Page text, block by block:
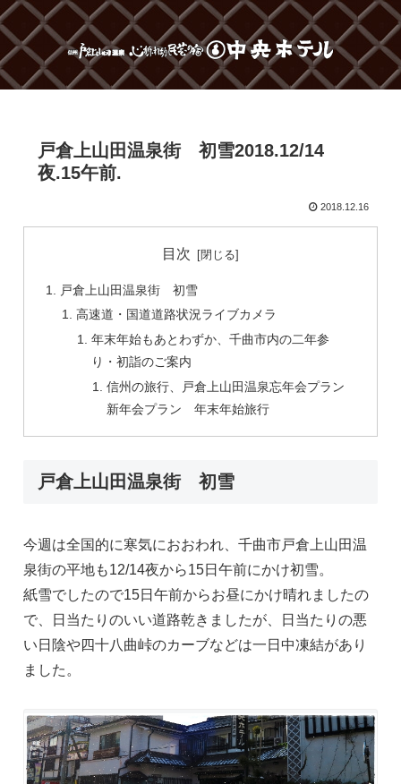
戸倉上山田温泉街 初雪2018.12/14
夜.15午前.
2018.12.16
目次
戸倉上山田温泉街 初雪
高速道・国道道路状況ライブカメラ
年末年始もあとわずか、千曲市内の二年参
り・初詣のご案内
信州の旅行、戸倉上山田温泉忘年会プラン
新年会プラン 年末年始旅行
戸倉上山田温泉街 初雪
今週は全国的に寒気におおわれ、千曲市戸倉上山田温
泉街の平地も12/14夜から15日午前にかけ初雪。
紙雪でしたので15日午前からお昼にかけ晴れましたの
で、日当たりのいい道路乾きましたが、日当たりの悪
い日陰や四十八曲峠のカーブなどは一日中凍結があり
ました。